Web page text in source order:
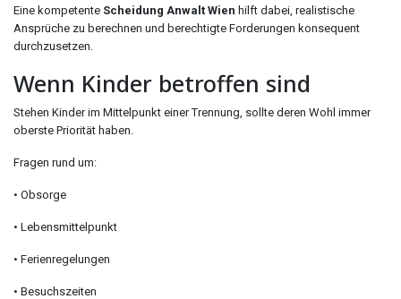
Eine kompetente Scheidung Anwalt Wien hilft dabei, realistische
Ansprüche zu berechnen und berechtigte Forderungen konsequent
durchzusetzen.
Wenn Kinder betroffen sind
Stehen Kinder im Mittelpunkt einer Trennung, sollte deren Wohl immer
oberste Priorität haben.
Fragen rund um:
• Obsorge
• Lebensmittelpunkt
• Ferienregelungen
• Besuchszeiten